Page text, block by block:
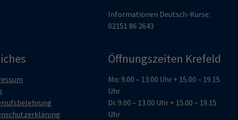
Informationen Deutsch-Kurse:
02151 86 2643
Öffnungszeiten Krefeld
Mo: 9.00 – 13.00 Uhr + 15.00 – 19.15
Uhr
Di: 9.00 – 13.00 Uhr + 15.00 – 19.15
Uhr